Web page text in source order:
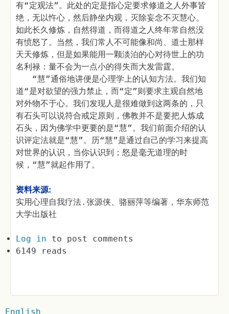
有“定观法”。此处的定是指心定要求修道之人外事皆
绝，无以忤心，然后静坐内观，灭除妄念不灭慧心。
如此长久修炼，自然得道，而得道之人终年常自然没
有愤怒了。当然，我们常人不可能像和尚、道士那样
天天修炼，但是如果能用一颗淡泊的心对待世上的功
名利禄：量不会为一点小的得失而大发雷霆。
“慧”通俗地讲便是心理学上的认知方法。我们知
道“是对欲望的强力禁止，而“定”则要求主观自然地
对外物不于心。我们发现人是很难做到这两条的，只
有石头可以说符合戒定原则，佛教并不是要把人炼成
石头，因为佛学中更要的是“慧”。我们前面介绍的认
识评定法就是“慧”。历“慧”是通过自己的学习来提高
对世界的认识，当你认识到；怒是毫无道理的时
候，“慧”就起作用了。
资料来源:
实用心理自我疗法.张源侠、骆丽萍等编著，华东师范
大学出版社
Log in to post comments
6149 reads
English